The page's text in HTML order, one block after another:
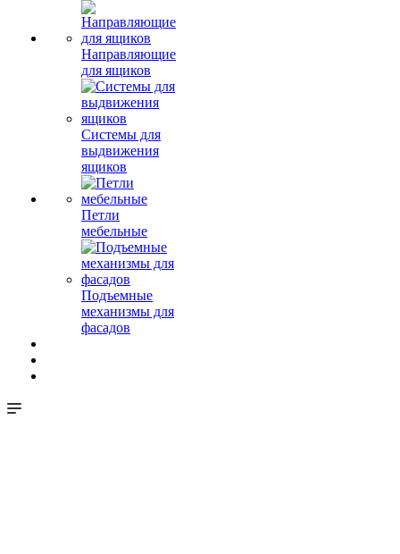
Направляющие
для ящиков
Системы для
выдвижения
ящиков
Петли
мебельные
Подъемные
механизмы для
фасадов